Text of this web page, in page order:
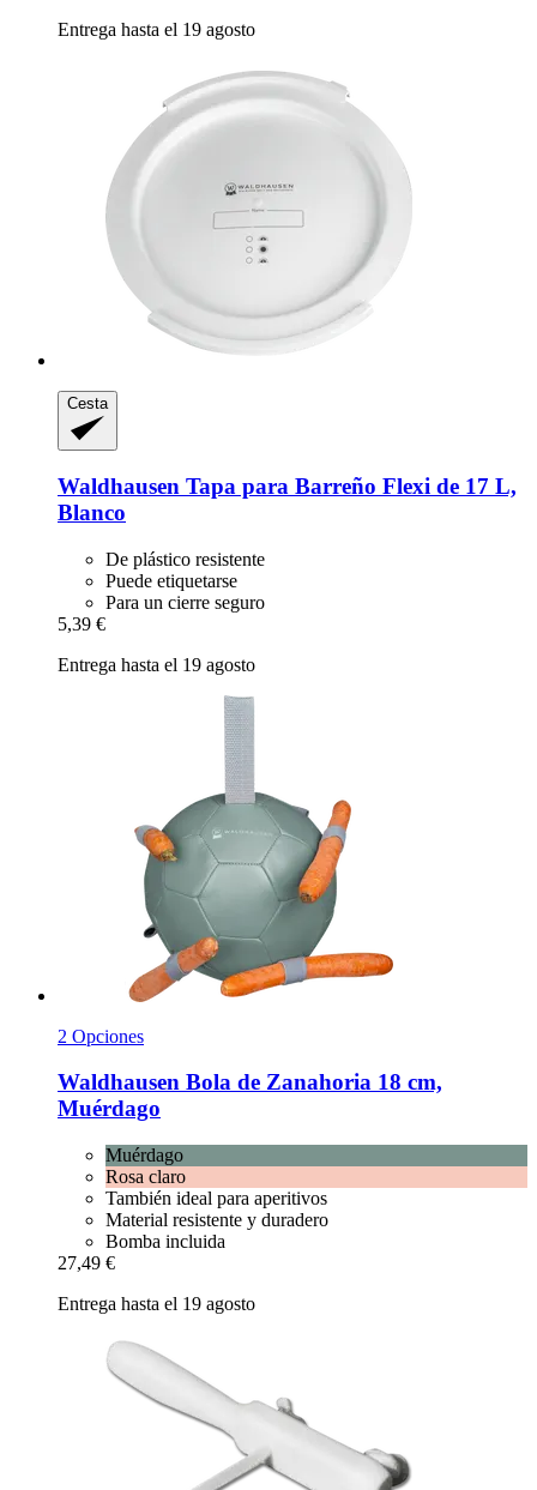
Entrega hasta el 19 agosto
Cesta
Waldhausen Tapa para Barreño Flexi de 17 L,
Blanco
De plástico resistente
Puede etiquetarse
Para un cierre seguro
5,39 €
Entrega hasta el 19 agosto
2 Opciones
Waldhausen Bola de Zanahoria 18 cm,
Muérdago
Muérdago
Rosa claro
También ideal para aperitivos
Material resistente y duradero
Bomba incluida
27,49 €
Entrega hasta el 19 agosto